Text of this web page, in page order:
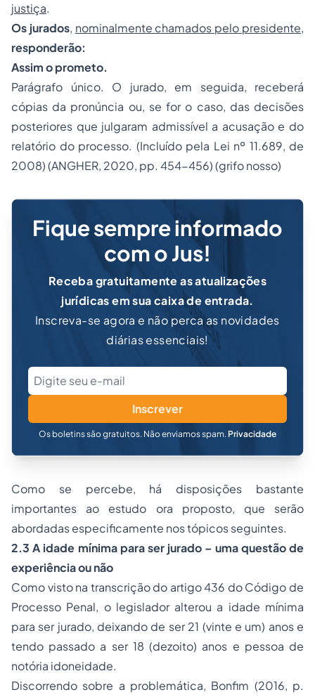
justiça.
Os jurados, nominalmente chamados pelo presidente,
responderão:
Assim o prometo.
Parágrafo único. O jurado, em seguida, receberá
cópias da pronúncia ou, se for o caso, das decisões
posteriores que julgaram admissível a acusação e do
relatório do processo. (Incluído pela Lei nº 11.689, de
2008) (ANGHER, 2020, pp. 454-456) (grifo nosso)
Fique sempre informado
com o Jus!
Receba gratuitamente as atualizações
jurídicas em sua caixa de entrada.
Inscreva-se agora e não perca as novidades
diárias essenciais!
Inscrever
Os boletins são gratuitos. Não enviamos spam. Privacidade
Como se percebe, há disposições bastante
importantes ao estudo ora proposto, que serão
abordadas especificamente nos tópicos seguintes.
2.3 A idade mínima para ser jurado – uma questão de
experiência ou não
Como visto na transcrição do artigo 436 do Código de
Processo Penal, o legislador alterou a idade mínima
para ser jurado, deixando de ser 21 (vinte e um) anos e
tendo passado a ser 18 (dezoito) anos e pessoa de
notória idoneidade.
Discorrendo sobre a problemática, Bonfim (2016, p.